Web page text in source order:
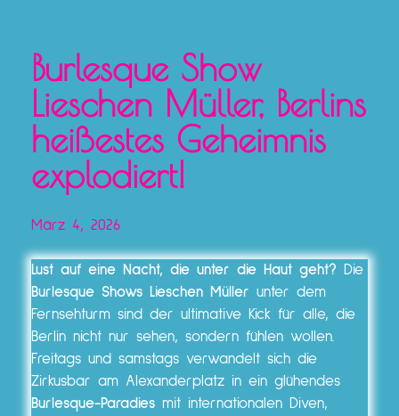
Burlesque Show
Lieschen Müller, Berlins
heißestes Geheimnis
explodiert!
März 4, 2026
Lust auf eine Nacht, die unter die Haut geht? Die
Burlesque Shows Lieschen Müller unter dem
Fernsehturm sind der ultimative Kick für alle, die
Berlin nicht nur sehen, sondern fühlen wollen.
Freitags und samstags verwandelt sich die
Zirkusbar am Alexanderplatz in ein glühendes
Burlesque-Paradies mit internationalen Diven,